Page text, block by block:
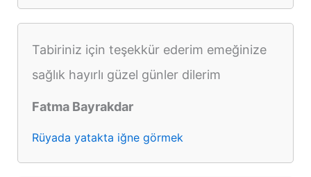
Tabiriniz için teşekkür ederim emeğinize
sağlık hayırlı güzel günler dilerim
Fatma Bayrakdar
Rüyada yatakta iğne görmek